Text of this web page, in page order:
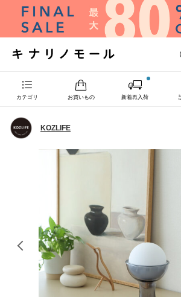
カテゴリ お買いもの 新着再入荷
KOZLIFE